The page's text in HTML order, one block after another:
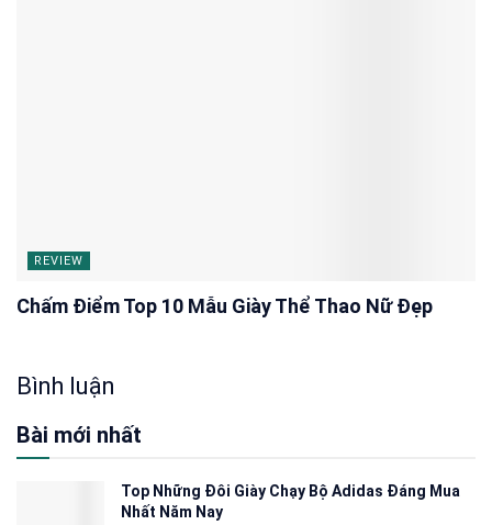
REVIEW
Chấm Điểm Top 10 Mẫu Giày Thể Thao Nữ Đẹp
Bình luận
Bài mới nhất
Top Những Đôi Giày Chạy Bộ Adidas Đáng Mua
Nhất Năm Nay